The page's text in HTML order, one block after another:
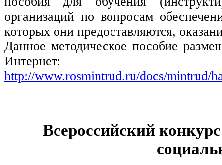
организаций по вопросам
которых они предоставляются,
Данное методическое пособие
Интернет:
http://www.rosmintrud.ru/docs/mintrud/
Всероссийский